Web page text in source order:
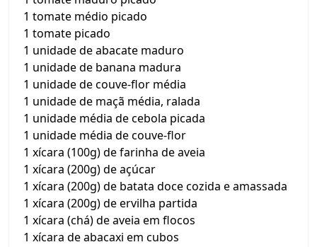
1 tomate médio picado
1 tomate picado
1 unidade de abacate maduro
1 unidade de banana madura
1 unidade de couve-flor média
1 unidade de maçã média, ralada
1 unidade média de cebola picada
1 unidade média de couve-flor
1 xícara (100g) de farinha de aveia
1 xícara (200g) de açúcar
1 xícara (200g) de batata doce cozida e amassada
1 xícara (200g) de ervilha partida
1 xícara (chá) de aveia em flocos
1 xícara de abacaxi em cubos